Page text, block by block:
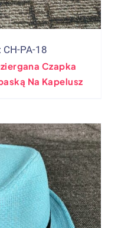
PA-18
Czapka
Na Kapelusz